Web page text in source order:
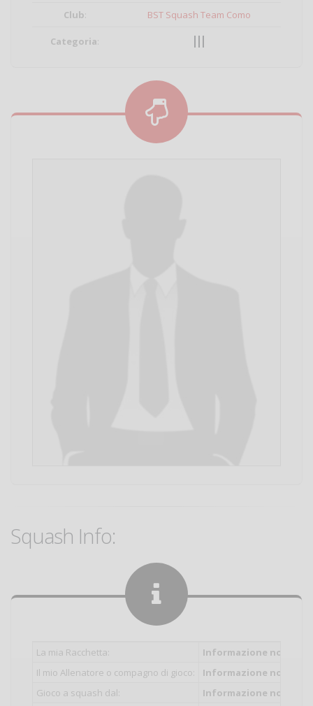
Club: BST Squash Team Como
Categoria: III
Squash Info:
La mia Racchetta:
Informazione non
Il mio Allenatore o compagno di gioco:
Informazione non
Gioco a squash dal:
Informazione non